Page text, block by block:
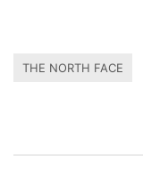
THE NORTH FACE